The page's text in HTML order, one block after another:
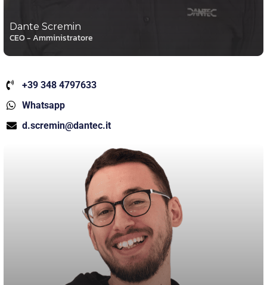
Dante Scremin
CEO - Amministratore
+39 348 4797633
Whatsapp
d.scremin@dantec.it